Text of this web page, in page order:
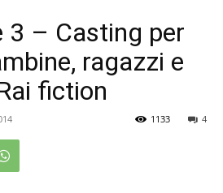
3 – Casting per
ragazzi e
fiction
4
1133